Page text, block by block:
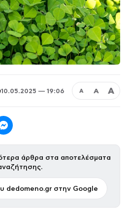
10.05.2025 — 19:06 Α Α Α
άρθρα στα αποτελέσματα
dedomeno.gr στην Google